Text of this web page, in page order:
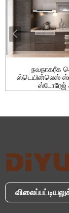
நவநாகரீக
ஸ்டெயின்லெஸ்
ஸ்டோரேஜ்